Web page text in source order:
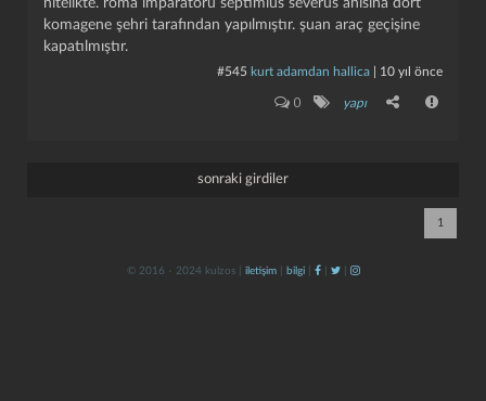
nitelikte. roma imparatoru septimius severus anısına dört
komagene şehri tarafından yapılmıştır. şuan araç geçişine
kapatılmıştır.
#545 kurt adamdan hallica 10 yıl önce
0 yapı
sonraki girdiler
1
© 2016 - 2024 kulzos | iletişim| bilgi| | |